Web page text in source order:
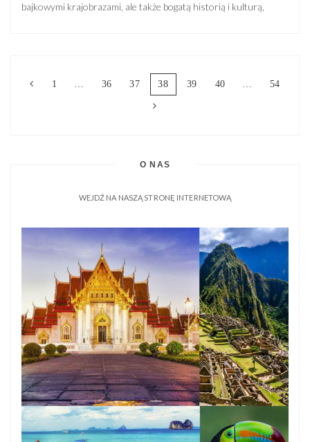
bajkowymi krajobrazami, ale także bogatą historią i kulturą,
1 36 37 38 39 40 54
O NAS
WEJDŹ NA NASZĄ STRONĘ INTERNETOWĄ